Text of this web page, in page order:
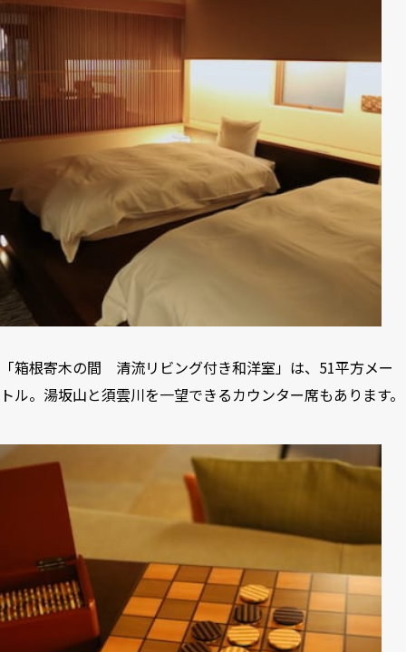
「箱根寄木の間 清流リビング付き和洋室」は、51平方メー
トル。湯坂山と須雲川を一望できるカウンター席もあります。